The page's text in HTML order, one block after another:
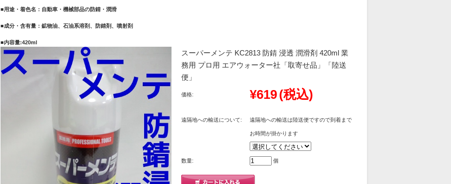
■用途・着色名：自動車・機械部品の防錆・潤滑
■成分・含有量：鉱物油、石油系溶剤、防錆剤、噴射剤
■内容量:420ml
スーパーメンテ KC2813 防錆 浸透 潤滑剤 420ml 業
務用 プロ用 エアウォーター社「取寄せ品」「陸送
便」
価格: ¥619(税込)
遠隔地への輸送について: 遠隔地への輸送は陸送便ですので到着まで
お時間が掛かります
数量: 個